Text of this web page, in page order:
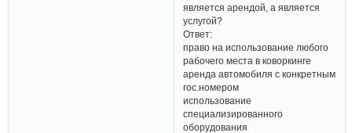
является арендой, а является
услугой?
Ответ:
право на использование любого
рабочего места в коворкинге
аренда автомобиля с конкретным
гос.номером
использование
специализированного
оборудования